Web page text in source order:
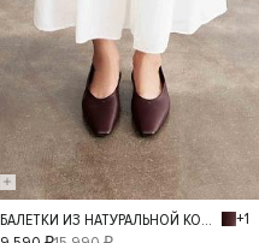
36 37
БАЛЕТКИ ИЗ НАТУРАЛЬНОЙ КОЖИ
+1